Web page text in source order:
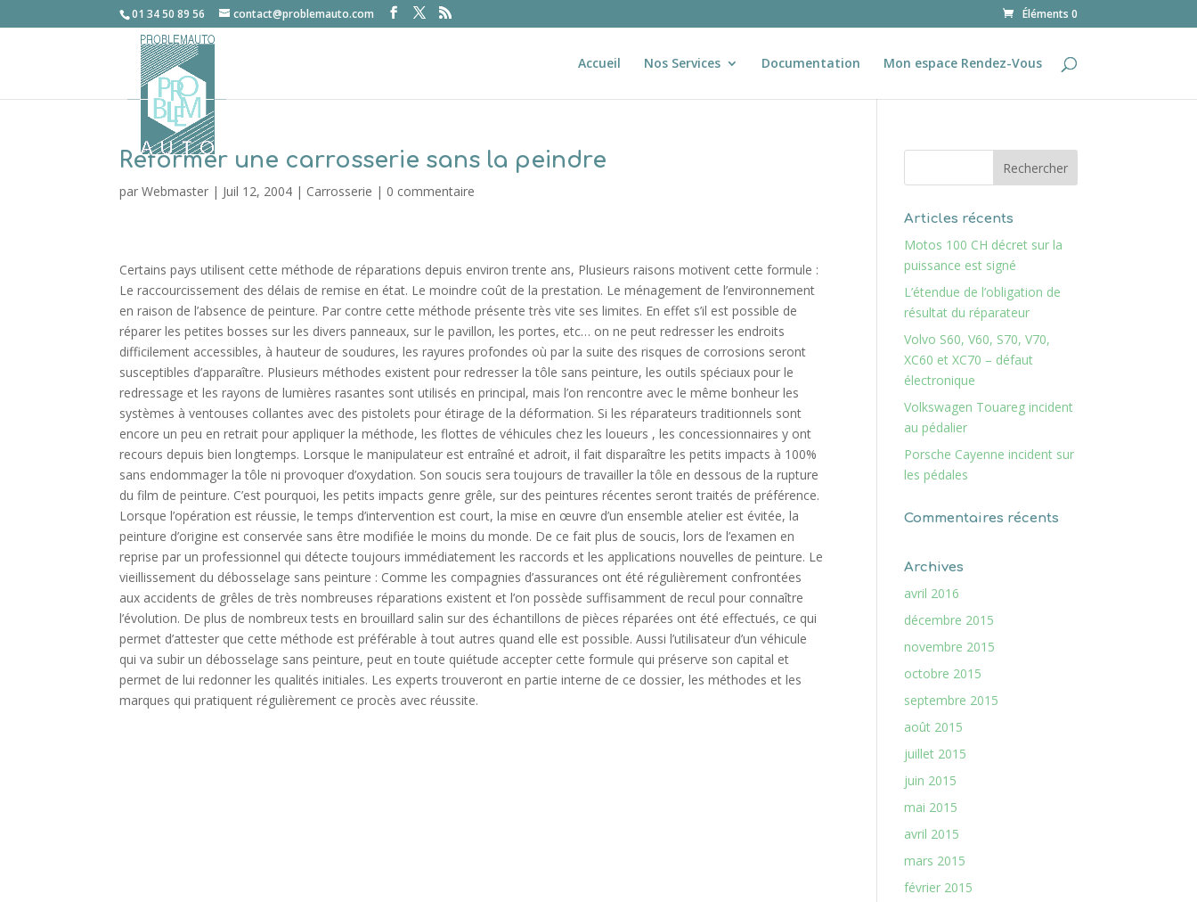
01 34 50 89 56 contact@problemauto.com Éléments 0
Accueil Nos Services Documentation Mon espace Rendez-Vous
Reformer une carrosserie sans la peindre
parWebmaster | Juil 12, 2004 | Carrosserie | 0 commentaire
Certains pays utilisent cette méthode de réparations depuis environ trente ans, Plusieurs raisons motivent cette formule :
Le raccourcissement des délais de remise en état. Le moindre coût de la prestation. Le ménagement de l’environnement
en raison de l’absence de peinture. Par contre cette méthode présente très vite ses limites. En effet s’il est possible de
réparer les petites bosses sur les divers panneaux, sur le pavillon, les portes, etc… on ne peut redresser les endroits
difficilement accessibles, à hauteur de soudures, les rayures profondes où par la suite des risques de corrosions seront
susceptibles d’apparaître. Plusieurs méthodes existent pour redresser la tôle sans peinture, les outils spéciaux pour le
redressage et les rayons de lumières rasantes sont utilisés en principal, mais l’on rencontre avec le même bonheur les
systèmes à ventouses collantes avec des pistolets pour étirage de la déformation. Si les réparateurs traditionnels sont
encore un peu en retrait pour appliquer la méthode, les flottes de véhicules chez les loueurs , les concessionnaires y ont
recours depuis bien longtemps. Lorsque le manipulateur est entraîné et adroit, il fait disparaître les petits impacts à 100%
sans endommager la tôle ni provoquer d’oxydation. Son soucis sera toujours de travailler la tôle en dessous de la rupture
du film de peinture. C’est pourquoi, les petits impacts genre grêle, sur des peintures récentes seront traités de préférence.
Lorsque l’opération est réussie, le temps d’intervention est court, la mise en œuvre d’un ensemble atelier est évitée, la
peinture d’origine est conservée sans être modifiée le moins du monde. De ce fait plus de soucis, lors de l’examen en
reprise par un professionnel qui détecte toujours immédiatement les raccords et les applications nouvelles de peinture. Le
vieillissement du débosselage sans peinture : Comme les compagnies d’assurances ont été régulièrement confrontées
aux accidents de grêles de très nombreuses réparations existent et l’on possède suffisamment de recul pour connaître
l’évolution. De plus de nombreux tests en brouillard salin sur des échantillons de pièces réparées ont été effectués, ce qui
permet d’attester que cette méthode est préférable à tout autres quand elle est possible. Aussi l’utilisateur d’un véhicule
qui va subir un débosselage sans peinture, peut en toute quiétude accepter cette formule qui préserve son capital et
permet de lui redonner les qualités initiales. Les experts trouveront en partie interne de ce dossier, les méthodes et les
marques qui pratiquent régulièrement ce procès avec réussite.
Articles récents
Motos 100 CH décret sur la
puissance est signé
L’étendue de l’obligation de
résultat du réparateur
Volvo S60, V60, S70, V70,
XC60 et XC70 – défaut
électronique
Volkswagen Touareg incident
au pédalier
Porsche Cayenne incident sur
les pédales
Commentaires récents
Archives
avril 2016
décembre 2015
novembre 2015
octobre 2015
septembre 2015
août 2015
juillet 2015
juin 2015
mai 2015
avril 2015
mars 2015
février 2015